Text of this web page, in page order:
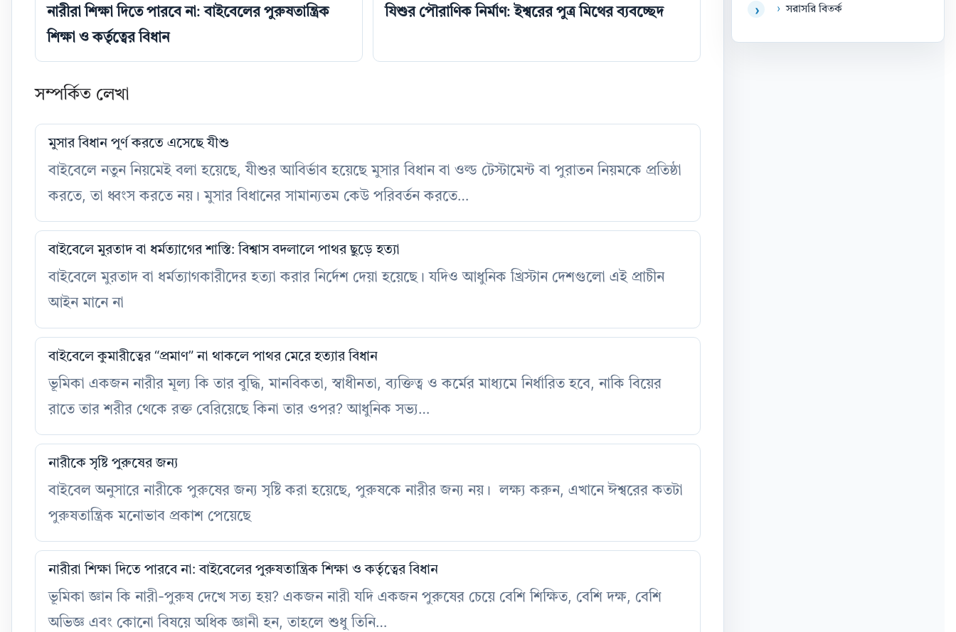
নারীরা শিক্ষা দিতে পারবে না: বাইবেলের পুরুষতান্ত্রিক
শিক্ষা ও কর্তৃত্বের বিধান
যিশুর পৌরাণিক নির্মাণ: ইশ্বরের পুত্র মিথের ব্যবচ্ছেদ
সম্পর্কিত লেখা
মুসার বিধান পূর্ণ করতে এসেছে যীশু
বাইবেলে নতুন নিয়মেই বলা হয়েছে, যীশুর আবির্ভাব হয়েছে মুসার বিধান বা ওল্ড টেস্টামেন্ট বা পুরাতন নিয়মকে প্রতিষ্ঠা
করতে, তা ধ্বংস করতে নয়। মুসার বিধানের সামান্যতম কেউ পরিবর্তন করতে…
বাইবেলে মুরতাদ বা ধর্মত্যাগের শাস্তি: বিশ্বাস বদলালে পাথর ছুড়ে হত্যা
বাইবেলে মুরতাদ বা ধর্মত্যাগকারীদের হত্যা করার নির্দেশ দেয়া হয়েছে। যদিও আধুনিক খ্রিস্টান দেশগুলো এই প্রাচীন
আইন মানে না
বাইবেলে কুমারীত্বের “প্রমাণ” না থাকলে পাথর মেরে হত্যার বিধান
ভূমিকা একজন নারীর মূল্য কি তার বুদ্ধি, মানবিকতা, স্বাধীনতা, ব্যক্তিত্ব ও কর্মের মাধ্যমে নির্ধারিত হবে, নাকি বিয়ের
রাতে তার শরীর থেকে রক্ত বেরিয়েছে কিনা তার ওপর? আধুনিক সভ্য…
নারীকে সৃষ্টি পুরুষের জন্য
বাইবেল অনুসারে নারীকে পুরুষের জন্য সৃষ্টি করা হয়েছে, পুরুষকে নারীর জন্য নয়। লক্ষ্য করুন, এখানে ঈশ্বরের কতটা
পুরুষতান্ত্রিক মনোভাব প্রকাশ পেয়েছে
নারীরা শিক্ষা দিতে পারবে না: বাইবেলের পুরুষতান্ত্রিক শিক্ষা ও কর্তৃত্বের বিধান
ভূমিকা জ্ঞান কি নারী-পুরুষ দেখে সত্য হয়? একজন নারী যদি একজন পুরুষের চেয়ে বেশি শিক্ষিত, বেশি দক্ষ, বেশি
অভিজ্ঞ এবং কোনো বিষয়ে অধিক জ্ঞানী হন, তাহলে শুধু তিনি…
› › সরাসরি বিতর্ক